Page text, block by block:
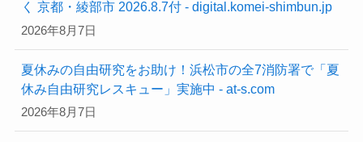
く 京都・綾部市 2026.8.7付 - digital.komei-shimbun.jp
2026年8月7日
夏休みの自由研究をお助け！浜松市の全7消防署で「夏
休み自由研究レスキュー」実施中 - at-s.com
2026年8月7日